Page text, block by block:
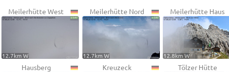
Meilerhütte West
12.7km W
Meilerhütte Nord
12.7km W
Meilerhütte Haus
12.8km W
Hausberg Kreuzeck Tölzer Hütte